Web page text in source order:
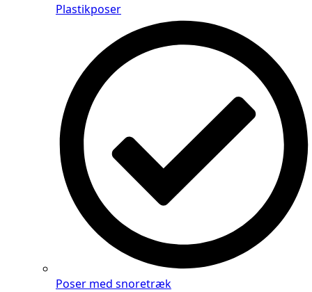
Plastikposer
Poser med snoretræk